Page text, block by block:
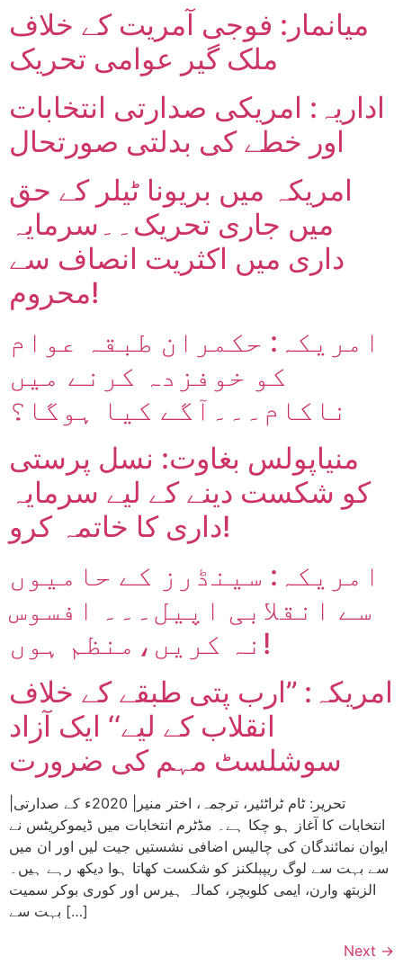
میانمار: فوجی آمریت کے خلاف
ملک گیر عوامی تحریک
اداریہ: امریکی صدارتی انتخابات
اور خطے کی بدلتی صورتحال
امریکہ میں بریونا ٹیلر کے حق
میں جاری تحریک۔۔سرمایہ
داری میں اکثریت انصاف سے
محروم!
امریکہ: حکمران طبقہ عوام
کو خوفزدہ کرنے میں
ناکام۔۔۔آگے کیا ہوگا؟
منیاپولس بغاوت: نسل پرستی
کو شکست دینے کے لیے سرمایہ
داری کا خاتمہ کرو!
امریکہ: سینڈرز کے حامیوں
سے انقلابی اپیل۔۔۔ افسوس
نہ کریں،منظم ہوں!
امریکہ: ’’ارب پتی طبقے کے خلاف
انقلاب کے لیے‘‘ ایک آزاد
سوشلسٹ مہم کی ضرورت
انتخابات کا آغاز ہو چکا ہے۔ مڈٹرم انتخابات میں ڈیموکریٹس نے
ایوان نمائندگان کی چالیس اضافی نشستیں جیت لیں اور ان میں
سے بہت سے لوگ ریپبلکنز کو شکست کھاتا ہوا دیکھ رہے ہیں۔
الزبتھ وارن، ایمی کلوبچر، کمالہ ہیرس اور کوری بوکر سمیت
بہت سے […]
Next →